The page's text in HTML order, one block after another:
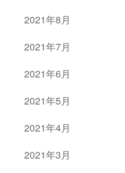
2021年8月
2021年7月
2021年6月
2021年5月
2021年4月
2021年3月